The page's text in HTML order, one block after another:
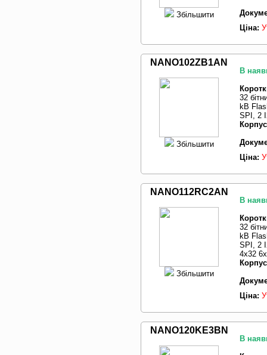
Збільшити
Ціна:
NANO102ZB1AN
Збільшити
В
32
kB
SPI, 2
Ціна:
NANO112RC2AN
Збільшити
В
32
kB
SPI, 2
4x32
Ціна:
NANO120KE3BN
В